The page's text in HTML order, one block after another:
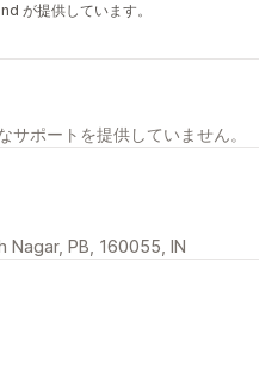
が提供しています。
サポートを提供していません。
Nagar, PB, 160055, IN